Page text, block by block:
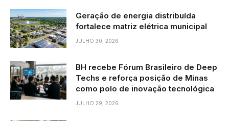
Geração de energia distribuída
fortalece matriz elétrica municipal
JULHO 30, 2026
BH recebe Fórum Brasileiro de Deep
Techs e reforça posição de Minas
como polo de inovação tecnológica
JULHO 29, 2026